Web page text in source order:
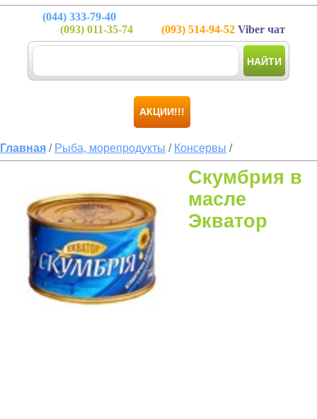
(044) 333-79-40
(093) 011-35-74 (093) 514-94-52 Viber чат
НАЙТИ
АКЦИИ!!!
Главная / Рыба, морепродукты / Консервы /
Скумбрия в
масле
Экватор